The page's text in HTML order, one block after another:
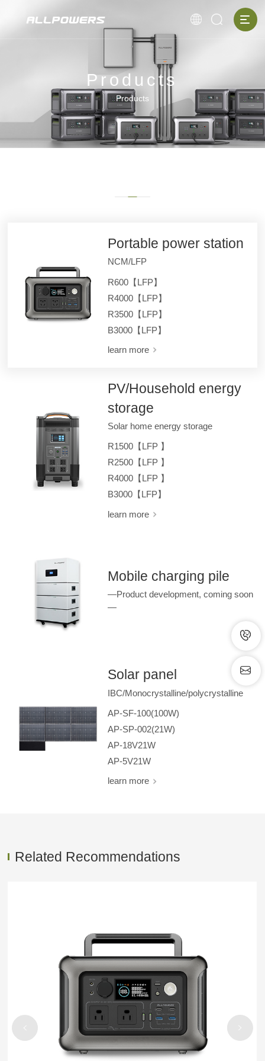
Products
Products
Portable power station
NCM/LFP
R600【LFP】
R4000【LFP】
R3500【LFP】
B3000【LFP】
learn more
PV/Household energy
storage
Solar home energy storage
R1500【LFP 】
R2500【LFP 】
R4000【LFP 】
B3000【LFP】
learn more
Mobile charging pile
—Product development, coming soon
—
Solar panel
IBC/Monocrystalline/polycrystalline
AP-SF-100(100W)
AP-SP-002(21W)
AP-18V21W
AP-5V21W
learn more
Related Recommendations